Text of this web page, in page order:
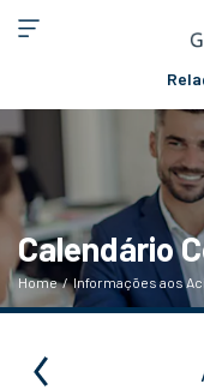
Calendário
Home / Informações aos